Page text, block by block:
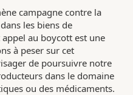
campagne contre la
les biens de
au boycott est une
à peser sur cet
de poursuivre notre
dans le domaine
ou des médicaments.